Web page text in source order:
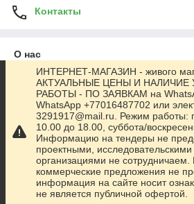
Контакты
О нас
Контакты
Доставка и оплата
Полная версия сайта
Сайт создан на маркетплейсеSatu.kz
ИНТЕРНЕТ-МАГАЗИН - живого
АКТУАЛЬНЫЕ ЦЕНЫ И
РАБОТЫ - ПО ЗАЯВКАМ на
WhatsApp +77016487702 или
3291917@mail.ru. Режим работы:
10.00 до 18.00, суббота/
Информацию на тендеры не
проектными,
организациями не
коммерческие предложения не
информация на сайте носит
не является публичной офертой.